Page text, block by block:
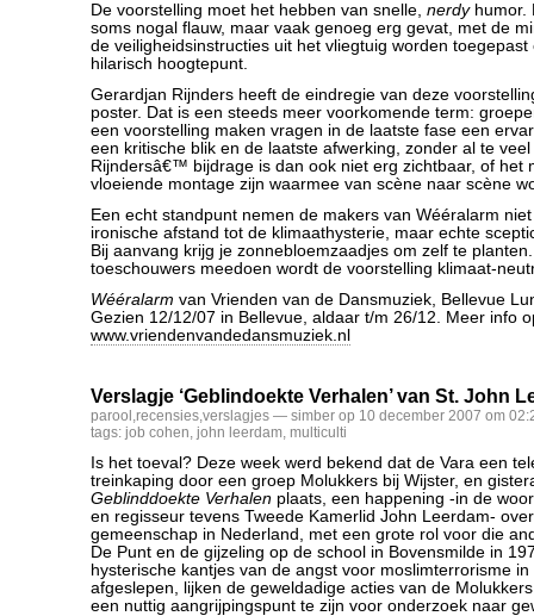
De voorstelling moet het hebben van snelle, nerdyhumor.
soms nogal flauw, maar vaak genoeg erg gevat, met de
de veiligheidsinstructies uit het vliegtuig worden toegepast
hilarisch hoogtepunt.
Gerardjan Rijnders heeft de eindregie van deze
poster. Dat is een steeds meer voorkomende term:
een voorstelling maken vragen in de laatste fase een
een kritische blik en de laatste afwerking, zonder al te
Rijndersâ€™ bijdrage is dan ook niet erg zichtbaar, of het
vloeiende montage zijn waarmee van scène naar scène
Een echt standpunt nemen de makers van Wééralarm
ironische afstand tot de klimaathysterie, maar echte
Bij aanvang krijg je zonnebloemzaadjes om zelf te
toeschouwers meedoen wordt de voorstelling klimaat-
Wééralarm van Vrienden van de Dansmuziek, Bellevue
Gezien 12/12/07 in Bellevue, aldaar t/m 26/12. Meer info
www.vriendenvandedansmuziek.nl
Verslagje ‘Geblindoekte Verhalen’ van St. John
parool ,recensies,verslagjes — simber op 10 december 2007 om
tags: job cohen, john leerdam, multiculti
Is het toeval? Deze week werd bekend dat de Vara een
treinkaping door een groep Molukkers bij Wijster, en
Geblinddoekte Verhalen plaats, een happening -in de
en regisseur tevens Tweede Kamerlid John Leerdam-
gemeenschap in Nederland, met een grote rol voor die
De Punt en de gijzeling op de school in Bovensmilde in
hysterische kantjes van de angst voor moslimterrorisme
afgeslepen, lijken de geweldadige acties van de
een nuttig aangrijpingspunt te zijn voor onderzoek naar